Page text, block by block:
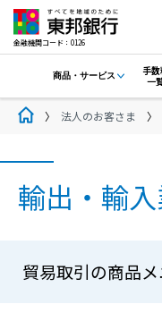
金融機関コード：0126
商品・サービス
手
一
法人のお客さま
輸出・輸
貿易取引の商品メ